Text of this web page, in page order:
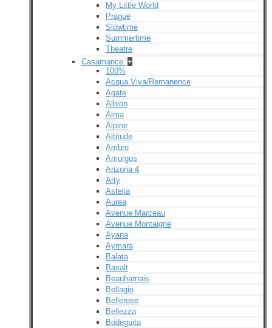
My Little World
Prague
Slowtime
Summertime
Theatre
Casamance +
100%
Acqua Viva/Remanence
Agate
Albion
Alma
Alpine
Altitude
Ambre
Amorgos
Arizona 4
Arty
Astelia
Aurea
Avenue Marceau
Avenue Montaigne
Ayana
Aymara
Balata
Basalt
Beauharnais
Bellagio
Bellerose
Bellezza
Bodeguita